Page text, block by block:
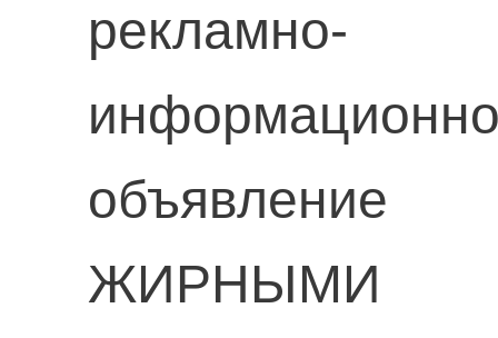
рекламно-
объявление
ЖИРНЫМИ